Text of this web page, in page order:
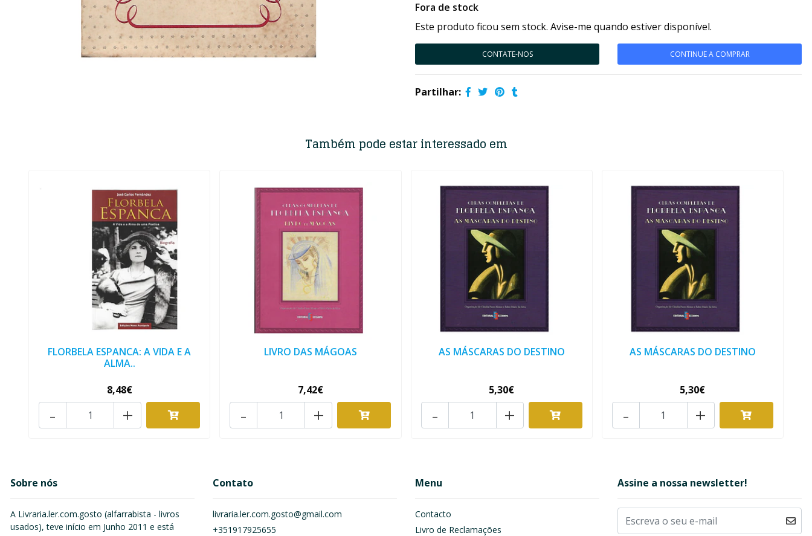
Fora de stock
Este produto ficou sem stock. Avise-me quando estiver disponível.
CONTATE-NOS CONTINUE A COMPRAR
Partilhar:
Também pode estar interessado em
FLORBELA ESPANCA: A VIDA E A
ALMA..
8,48€
+
-
LIVRO DAS MÁGOAS
7,42€
+
-
AS MÁSCARAS DO DESTINO
5,30€
+
-
AS MÁSCARAS DO DESTINO
5,30€
+
-
Sobre nós
A Livraria.ler.com.gosto (alfarrabista - livros
usados), teve início em Junho 2011 e está
Contato
livraria.ler.com.gosto@gmail.com
+351917925655
Menu
Contacto
Livro de Reclamações
Assine a nossa newsletter!